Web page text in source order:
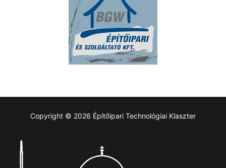
Copyright © 2026 Építőipari Technológiai Klaszter